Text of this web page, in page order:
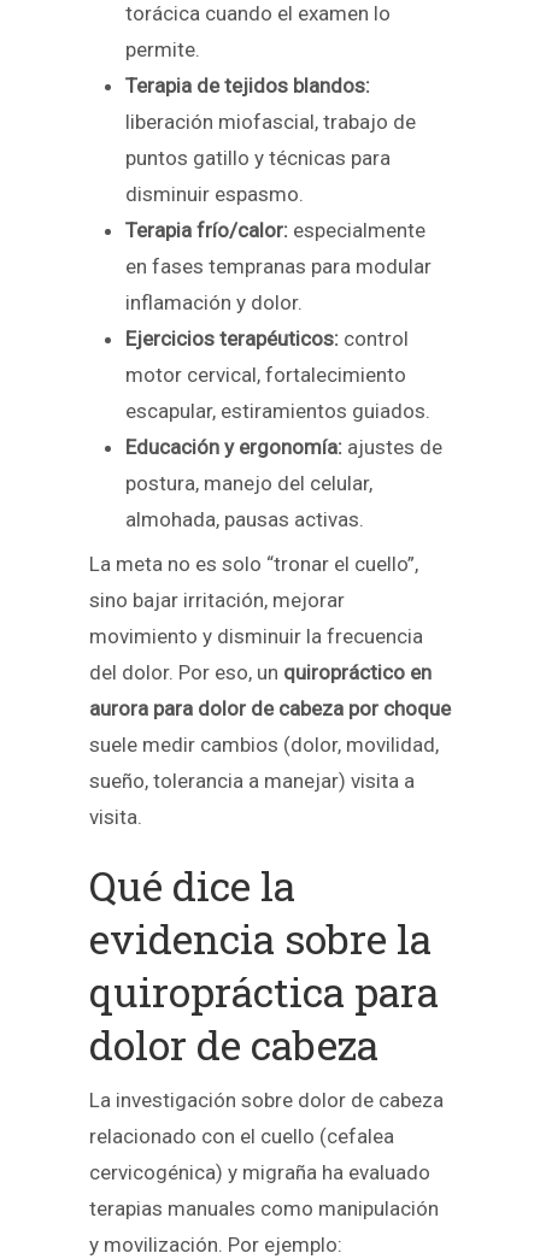
torácica cuando el examen lo
permite.
Terapia de tejidos blandos:
liberación miofascial, trabajo de
puntos gatillo y técnicas para
disminuir espasmo.
Terapia frío/calor: especialmente
en fases tempranas para modular
inflamación y dolor.
Ejercicios terapéuticos: control
motor cervical, fortalecimiento
escapular, estiramientos guiados.
Educación y ergonomía: ajustes de
postura, manejo del celular,
almohada, pausas activas.
La meta no es solo “tronar el cuello”,
sino bajar irritación, mejorar
movimiento y disminuir la frecuencia
del dolor. Por eso, un quiropráctico en
aurora para dolor de cabeza por choque
suele medir cambios (dolor, movilidad,
sueño, tolerancia a manejar) visita a
visita.
Qué dice la
evidencia sobre la
quiropráctica para
dolor de cabeza
La investigación sobre dolor de cabeza
relacionado con el cuello (cefalea
cervicogénica) y migraña ha evaluado
terapias manuales como manipulación
y movilización. Por ejemplo: